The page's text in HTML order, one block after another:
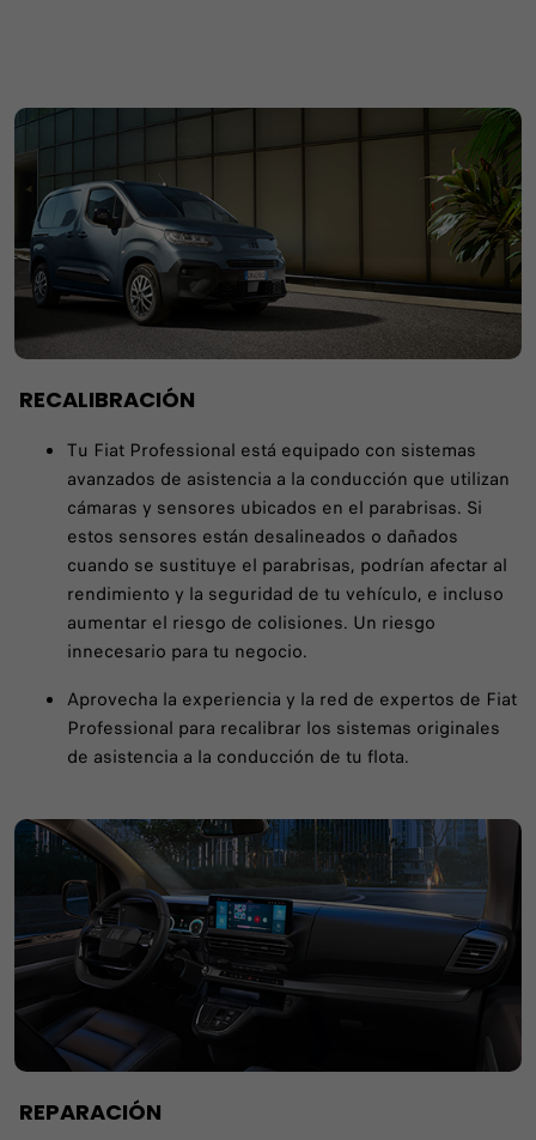
RECALIBRACIÓN
Tu Fiat Professional está equipado con sistemas
avanzados de asistencia a la conducción que utilizan
cámaras y sensores ubicados en el parabrisas. Si
estos sensores están desalineados o dañados
cuando se sustituye el parabrisas, podrían afectar al
rendimiento y la seguridad de tu vehículo, e incluso
aumentar el riesgo de colisiones. Un riesgo
innecesario para tu negocio.
Aprovecha la experiencia y la red de expertos de Fiat
Professional para recalibrar los sistemas originales
de asistencia a la conducción de tu flota.
REPARACIÓN